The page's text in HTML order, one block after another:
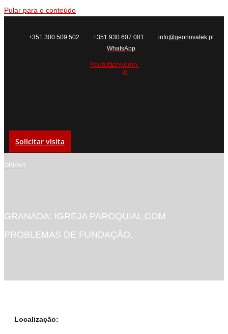
Pular para o conteúdo
+351 300 509 502 +351 930 607 081
info@geonovatek.pt
WhatsApp
YoutubeLinkedin-
in
Solicitar visita
OBRAS
GRANADA: IGREJA PAROQUIAL COM
PROBLEMAS DE FUNDAÇÃO.
Localização: